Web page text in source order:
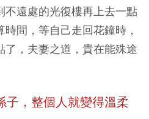
不遠處的光復樓再上去一點
間，等自己走回花鐘時，
，夫妻之道，貴在能殊途
子，整個人就變得溫柔